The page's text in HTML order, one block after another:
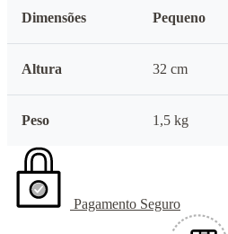
Dimensões Pequeno
Altura 32 cm
Peso 1,5 kg
Pagamento Seguro